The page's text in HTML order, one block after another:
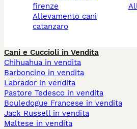
firenze
allevamento cani
catanzaro
Cani e Cuccioli in Vendita
Chihuahua in vendita
Barboncino in vendita
Labrador in vendita
Pastore Tedesco in vendita
Bouledogue Francese in vendita
Jack Russell in vendita
Maltese in vendita